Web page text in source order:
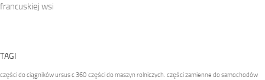
francuskiej wsi
TAGI
części do ciągników ursus c 360 części do maszyn rolniczych. części zamienne do samochodów